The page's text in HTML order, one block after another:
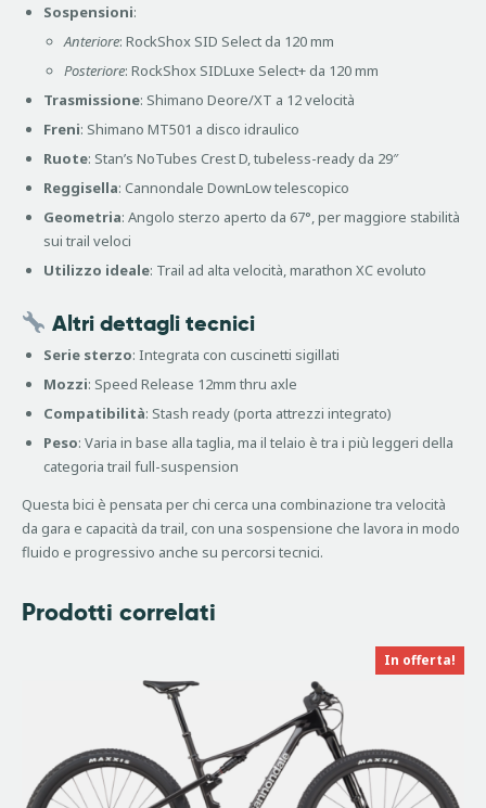
Sospensioni:
Anteriore: RockShox SID Select da 120 mm
Posteriore: RockShox SIDLuxe Select+ da 120 mm
Trasmissione: Shimano Deore/XT a 12 velocità
Freni: Shimano MT501 a disco idraulico
Ruote: Stan’s NoTubes Crest D, tubeless-ready da 29″
Reggisella: Cannondale DownLow telescopico
Geometria: Angolo sterzo aperto da 67°, per maggiore stabilità
sui trail veloci
Utilizzo ideale: Trail ad alta velocità, marathon XC evoluto
Altri dettagli tecnici
Serie sterzo: Integrata con cuscinetti sigillati
Mozzi: Speed Release 12mm thru axle
Compatibilità: Stash ready (porta attrezzi integrato)
Peso: Varia in base alla taglia, ma il telaio è tra i più leggeri della
categoria trail full-suspension
Questa bici è pensata per chi cerca una combinazione tra velocità
da gara e capacità da trail, con una sospensione che lavora in modo
fluido e progressivo anche su percorsi tecnici.
Prodotti correlati
In offerta!